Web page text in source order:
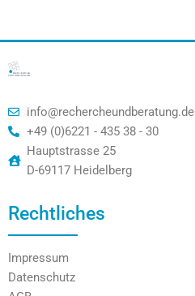
info@rechercheundberatung.de
+49 (0)6221 - 435 38 - 30
Hauptstrasse 25
D-69117 Heidelberg
Rechtliches
Impressum
Datenschutz